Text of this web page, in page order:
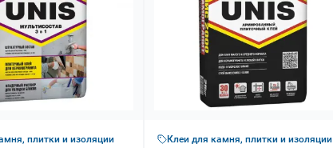
плитки и изоляции Клеи для камня, плитки и изоляции